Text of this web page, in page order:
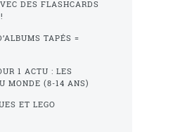
DES FLASHCARDS
TAPÉS =
1 ACTU : LES
MONDE (8-14 ANS)
ET LEGO